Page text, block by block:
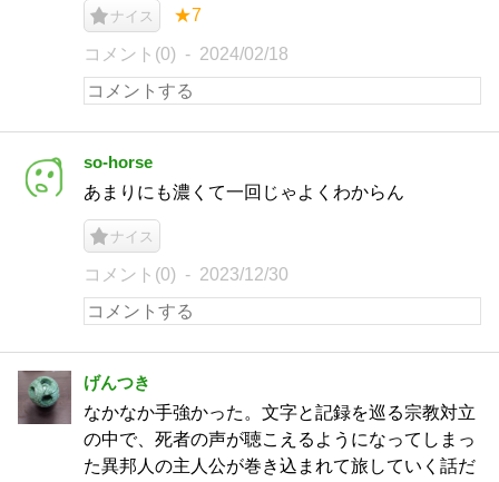
ナイス ★7
コメント(0) 2024/02/18
so-horse
あまりにも濃くて一回じゃよくわからん
ナイス
コメント(0) 2023/12/30
げんつき
なかなか手強かった。文字と記録を巡る宗教対立
の中で、死者の声が聴こえるようになってしまっ
た異邦人の主人公が巻き込まれて旅していく話だ